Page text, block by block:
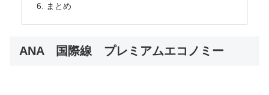
まとめ
ANA 国際線 プレミアムエコノミー